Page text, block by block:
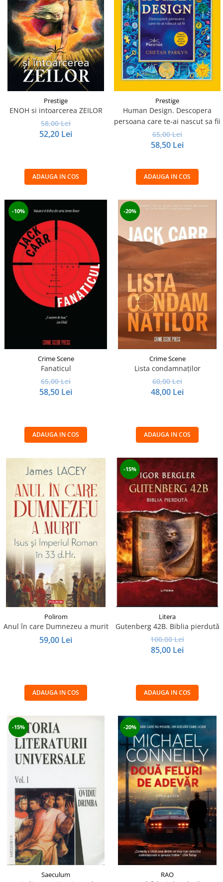
Prestige
ENOH si intoarcerea ZEILOR
58,00 Lei
52,20 Lei
ADAUGA IN COS
Prestige
Human Design. Descopera
persoana care te-ai nascut sa fii
65,00 Lei
58,50 Lei
ADAUGA IN COS
-10%
Crime Scene
Fanaticul
65,00 Lei
58,50 Lei
ADAUGA IN COS
-20%
Crime Scene
Lista condamnaților
60,00 Lei
48,00 Lei
ADAUGA IN COS
Polirom
Anul în care Dumnezeu a murit
59,00 Lei
ADAUGA IN COS
-15%
Litera
Gutenberg 42B. Biblia pierdută
100,00 Lei
85,00 Lei
ADAUGA IN COS
-15%
Saeculum
-20%
RAO